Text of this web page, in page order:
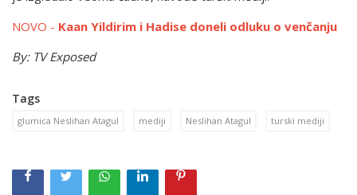
NOVO - Kaan Yildirim i Hadise doneli odluku o venčanju
By: TV Exposed
Tags
glumica Neslihan Atagul mediji Neslihan Atagul turski mediji